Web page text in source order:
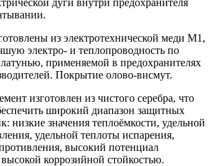
из электротехнической меди М1,
электро- и теплопроводность по
применяемой в предохранителях
Покрытие олово-висмут.
изготовлен из чистого серебра, что
широкий диапазон защитных
низкие значения теплоёмкости, удельной
удельной теплоты испарения,
высокий потенциал
коррозийной стойкостью.